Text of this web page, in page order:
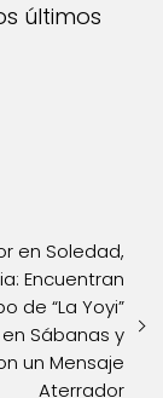
últimos
en Soledad,
Encuentran
de “La Yoyi”
Sábanas y
un Mensaje
Aterrador